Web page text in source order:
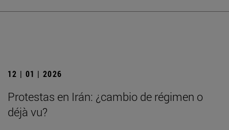
12 | 01 | 2026
Protestas en Irán: ¿cambio de régimen o
déjà vu?